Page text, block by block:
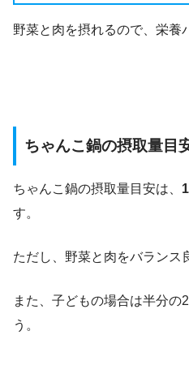
野菜と肉を摂れるので、栄養
ちゃんこ鍋の摂取量目
ちゃんこ鍋の摂取量目安は、
す。
ただし、野菜と肉をバランス
また、子どもの場合は半分の
う。